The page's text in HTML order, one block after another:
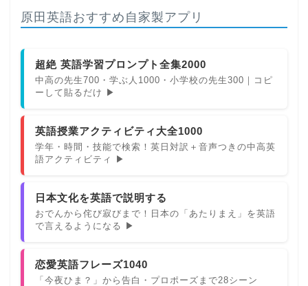
原田英語おすすめ自家製アプリ
超絶 英語学習プロンプト全集2000
中高の先生700・学ぶ人1000・小学校の先生300｜コピ
ーして貼るだけ ▶
英語授業アクティビティ大全1000
学年・時間・技能で検索！英日対訳＋音声つきの中高英
語アクティビティ ▶
日本文化を英語で説明する
おでんから侘び寂びまで！日本の「あたりまえ」を英語
で言えるようになる ▶
恋愛英語フレーズ1040
「今夜ひま？」から告白・プロポーズまで28シーン